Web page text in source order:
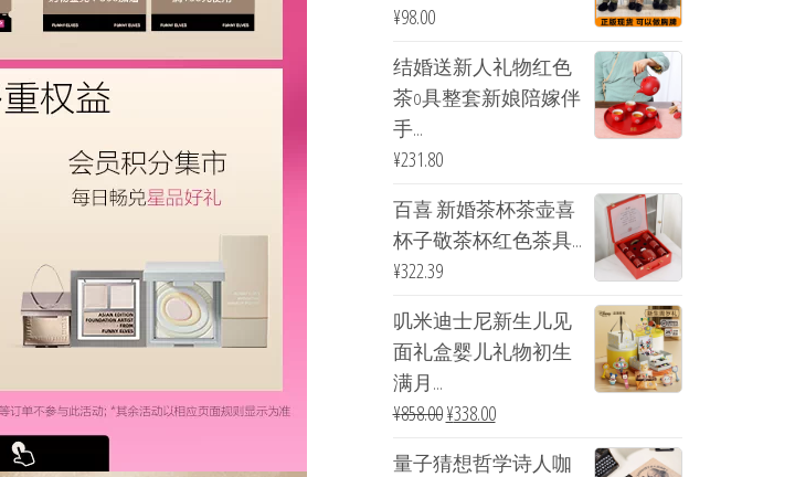
¥98.00
结婚送新人礼物红色
茶o具整套新娘陪嫁伴
手...
¥231.80
百喜 新婚茶杯茶壶喜
杯子敬茶杯红色茶具...
¥322.39
叽米迪士尼新生儿见
面礼盒婴儿礼物初生
满月...
¥858.00¥338.00
量子猜想哲学诗人咖